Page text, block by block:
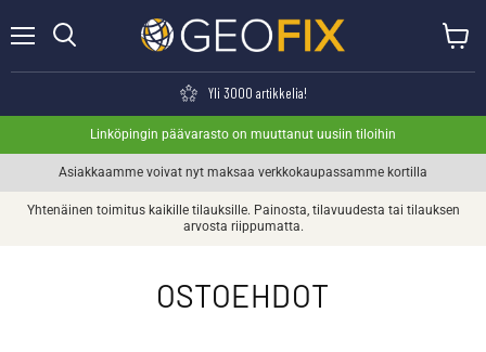
Yli 3000 artikkelia!
Linköpingin päävarasto on muuttanut uusiin tiloihin
Asiakkaamme voivat nyt maksaa verkkokaupassamme kortilla
Yhtenäinen toimitus kaikille tilauksille. Painosta, tilavuudesta tai tilauksen
arvosta riippumatta.
OSTOEHDOT